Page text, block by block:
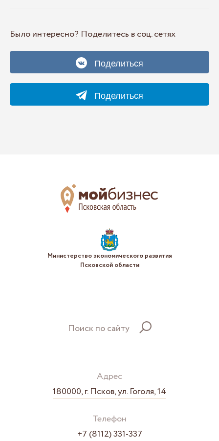
Было интересно? Поделитесь в соц. сетях
Поделиться
Поделиться
Министерство экономического развития
Псковской области
Поиск по сайту
Адрес
180000, г. Псков, ул. Гоголя, 14
Телефон
+7 (8112) 331-337